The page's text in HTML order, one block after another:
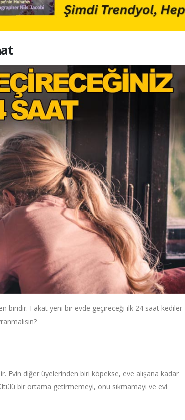
biridir. Fakat yeni bir evde geçireceği ilk 24 saat kediler
Evin diğer üyelerinden biri köpekse, eve alışana kadar
bir ortama getirmemeyi, onu sıkmamayı ve evi